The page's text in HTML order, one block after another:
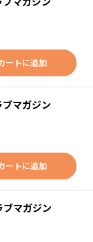
ートに追加
マガジン
ートに追加
マガジン